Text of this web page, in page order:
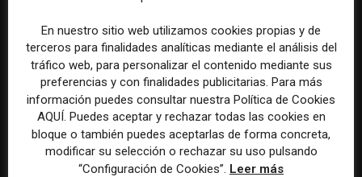
Los medios tienen audiencia,
pero no siempre comunidad:
cómo activar a los lectores
que siguen las noticias en
El buzón como nueva
portada: la estrategia de los
medios para conquistar
ciudad a ciudad
En nuestro sitio web utilizamos cookies propias y de
terceros para finalidades analíticas mediante el análisis del
tráfico web, para personalizar el contenido mediante sus
preferencias y con finalidades publicitarias. Para más
información puedes consultar nuestra Política de Cookies
AQUÍ. Puedes aceptar y rechazar todas las cookies en
bloque o también puedes aceptarlas de forma concreta,
modificar su selección o rechazar su uso pulsando
“Configuración de Cookies”. Leer más